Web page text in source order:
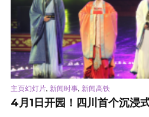
主页幻灯片, 新闻时事, 新闻高铁
4月1日开园！四川首个沉浸